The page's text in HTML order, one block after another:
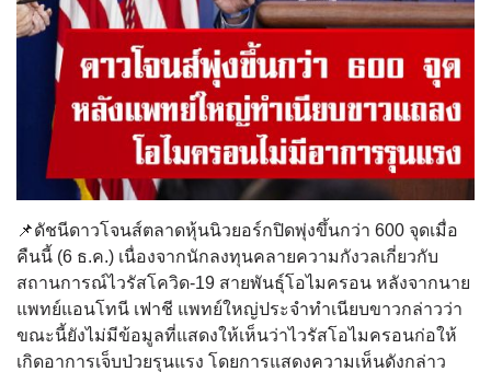
📌ดัชนีดาวโจนส์ตลาดหุ้นนิวยอร์กปิดพุ่งขึ้นกว่า 600 จุดเมื่อ
คืนนี้ (6 ธ.ค.) เนื่องจากนักลงทุนคลายความกังวลเกี่ยวกับ
สถานการณ์ไวรัสโควิด-19 สายพันธุ์โอไมครอน หลังจากนาย
แพทย์แอนโทนี เฟาชี แพทย์ใหญ่ประจำทำเนียบขาวกล่าวว่า
ขณะนี้ยังไม่มีข้อมูลที่แสดงให้เห็นว่าไวรัสโอไมครอนก่อให้
เกิดอาการเจ็บป่วยรุนแรง โดยการแสดงความเห็นดังกล่าว